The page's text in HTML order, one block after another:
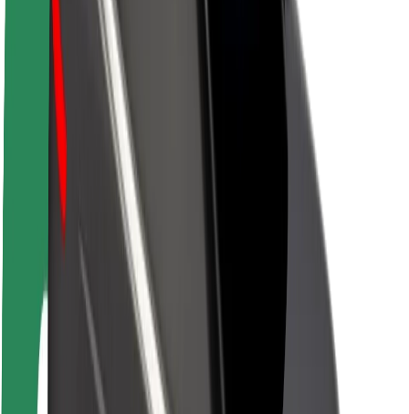
Acerca de Bolt
Sostenibilidad en Bolt
Project Zero
Sala de prensa
Directrices de la marca
Misión
Relación con inversores
Liderazgo
Medios
Fondo Urbano
Seguridad